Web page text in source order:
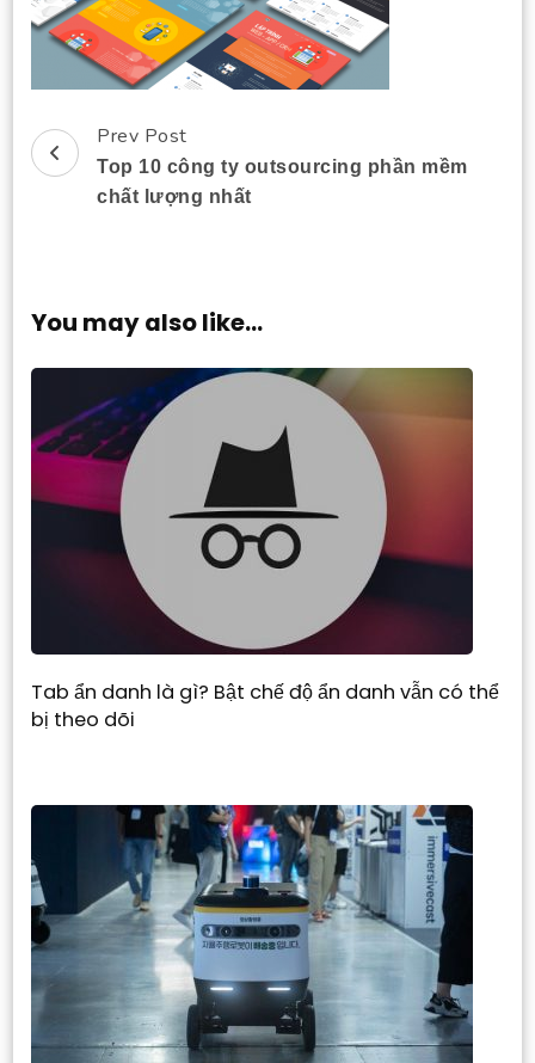
Post
Navigation
Prev Post
Top 10 công ty outsourcing phần mềm
chất lượng nhất
You may also like...
Tab ẩn danh là gì? Bật chế độ ẩn danh vẫn có thể
bị theo dõi